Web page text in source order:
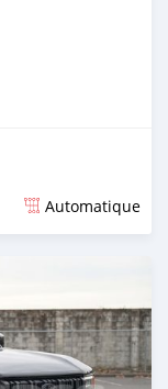
Automatique